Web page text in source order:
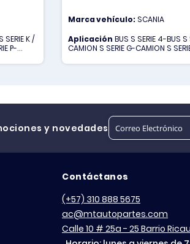
SERIE K /
P-
Marca vehículo:SCANIA
Aplicación BUS S SERIE 4-BUS S
CAMION S SERIE G-CAMION S
y novedades
Contáctanos
(+57) 310 888 5675
ac@mtautopartes.com
Calle 10 # 25a - 25 Barrio